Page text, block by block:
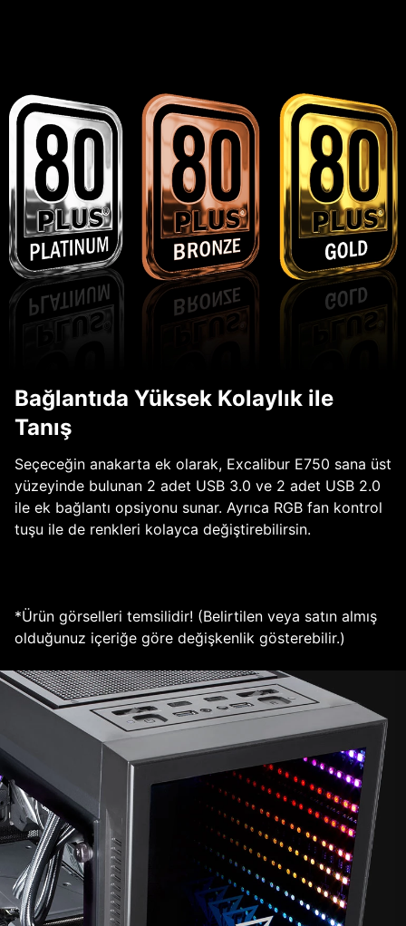
Bağlantıda Yüksek Kolaylık ile
Tanış
Seçeceğin anakarta ek olarak, Excalibur E750 sana üst
yüzeyinde bulunan 2 adet USB 3.0 ve 2 adet USB 2.0
ile ek bağlantı opsiyonu sunar. Ayrıca RGB fan kontrol
tuşu ile de renkleri kolayca değiştirebilirsin.
*Ürün görselleri temsilidir! (Belirtilen veya satın almış
olduğunuz içeriğe göre değişkenlik gösterebilir.)